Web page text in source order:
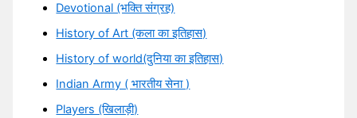
Devotional (भक्ति संग्रह)
History of Art (कला का इतिहास)
History of world(दुनिया का इतिहास)
Indian Army ( भारतीय सेना )
Players (खिलाड़ी)